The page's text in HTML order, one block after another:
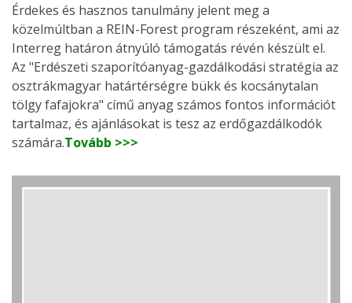
Érdekes és hasznos tanulmány jelent meg a
közelmúltban a REIN-Forest program részeként, ami az
Interreg határon átnyúló támogatás révén készült el.
Az "Erdészeti szaporítóanyag-gazdálkodási stratégia az
osztrákmagyar határtérségre bükk és kocsánytalan
tölgy fafajokra" című anyag számos fontos információt
tartalmaz, és ajánlásokat is tesz az erdőgazdálkodók
számára.Tovább >>>